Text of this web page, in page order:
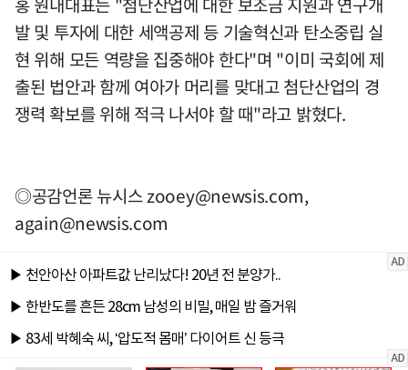
발 및 투자에 대한 세액공제 등 기술혁신과 탄소중립 실
현 위해 모든 역량을 집중해야 한다"며 "이미 국회에 제
출된 법안과 함께 여아가 머리를 맞대고 첨단산업의 경
쟁력 확보를 위해 적극 나서야 할 때"라고 밝혔다.
◎공감언론 뉴시스zooey@newsis.com,
again@newsis.com